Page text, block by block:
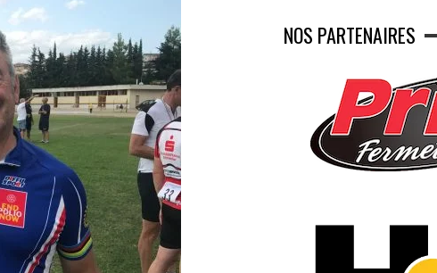
NOS PARTENAIRES